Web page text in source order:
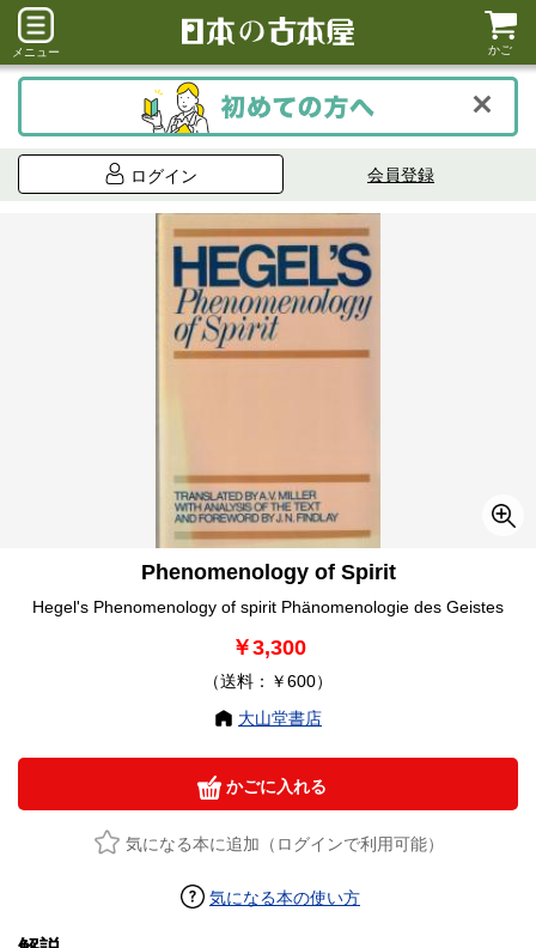
メニュー かご
ログイン 会員登録
Phenomenology of Spirit
Hegel's Phenomenology of spirit Phänomenologie des Geistes
￥3,300
（送料：￥600）
大山堂書店
かごに入れる
気になる本に追加（ログインで利用可能）
気になる本の使い方